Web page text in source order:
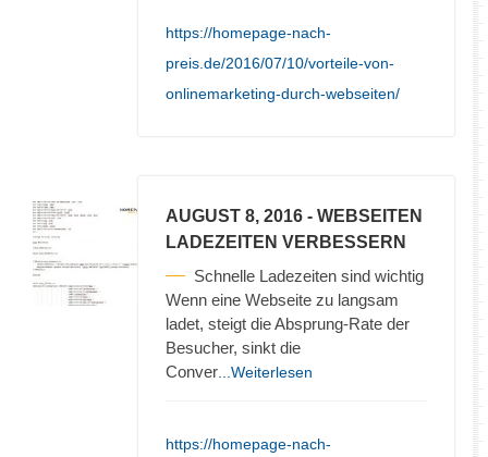
https://homepage-nach-
preis.de/2016/07/10/vorteile-von-
onlinemarketing-durch-webseiten/
AUGUST 8, 2016 - WEBSEITEN
LADEZEITEN VERBESSERN
Schnelle Ladezeiten sind wichtig
Wenn eine Webseite zu langsam
ladet, steigt die Absprung-Rate der
Besucher, sinkt die
Conver ...Weiterlesen
https://homepage-nach-